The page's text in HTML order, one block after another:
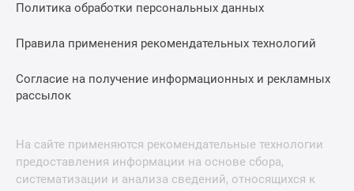
Политика обработки персональных данных
Правила применения рекомендательных технологий
Согласие на получение информационных и рекламных
рассылок
На сайте применяются рекомендательные технологии
предоставления информации на основе сбора,
систематизации и анализа сведений, относящихся к